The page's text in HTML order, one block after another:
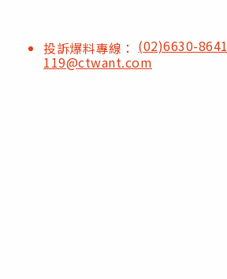
投訴爆料專線： (02)6630-8641
119@ctwant.com